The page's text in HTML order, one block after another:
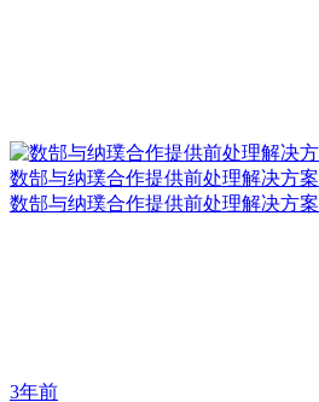
数郜与纳璞合作提供前处理解决方案
数郜与纳璞合作提供前处理解决方案
3年前